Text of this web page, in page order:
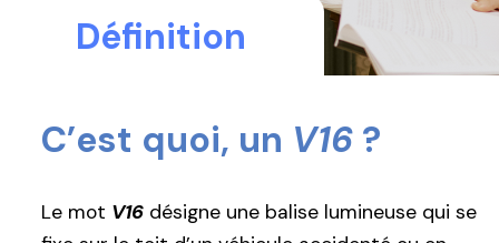
Définition
C’est quoi, un V16 ?
Le mot V16 désigne une balise lumineuse qui se